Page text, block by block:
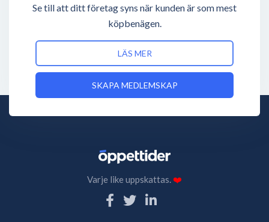
Se till att ditt företag syns när kunden är som mest
köpbenägen.
LÄS MER
SKAPA MEDLEMSKAP
Varje like uppskattas.❤️